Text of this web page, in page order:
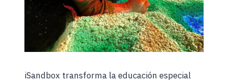
iSandbox transforma la educación especial